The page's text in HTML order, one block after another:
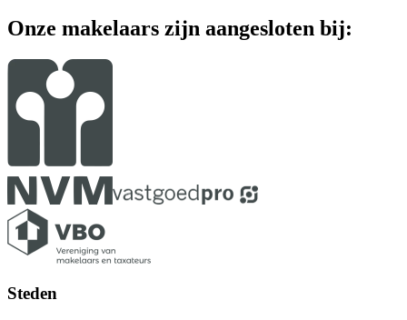
Onze makelaars zijn aangesloten bij:
Steden